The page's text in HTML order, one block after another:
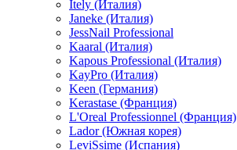
Itely (Италия)
Janeke (Италия)
JessNail Professional
Kaaral (Италия)
Kapous Professional (Италия)
KayPro (Италия)
Keen (Германия)
Kerastase (Франция)
L'Oreal Professionnel (Франция)
Lador (Южная корея)
LeviSsime (Испания)